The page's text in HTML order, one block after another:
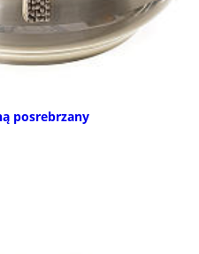
posrebrzany